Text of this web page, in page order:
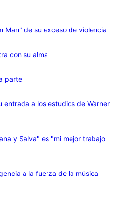
Man" de su exceso de violencia
con su alma
parte
entrada a los estudios de Warner
y Salva" es "mi mejor trabajo
a la fuerza de la música